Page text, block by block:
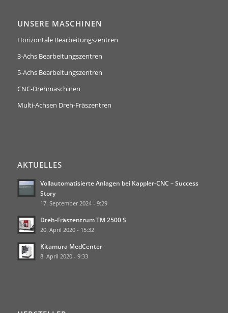
UNSERE MASCHINEN
Horizontale Bearbeitungszentren
3-Achs Bearbeitungszentren
5-Achs Bearbeitungszentren
CNC-Drehmaschinen
Multi-Achsen Dreh-Fräszentren
AKTUELLES
Vollautomatisierte Anlagen bei Kappler-CNC – Success
Story
17. September 2024 - 9:29
Dreh-Fräszentrum TM 2500 S
20. April 2020 - 15:32
Kitamura MedCenter
8. April 2020 - 9:33